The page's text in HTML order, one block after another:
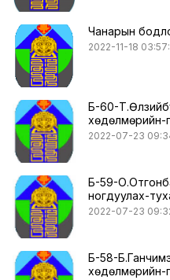
Чанарын
2022-11-18
Б-60-
хөдөлмөрийн-
2022-07-23
Б-59-
ногдуулах-
2022-07-23
Б-58-
хөдөлмөрийн-